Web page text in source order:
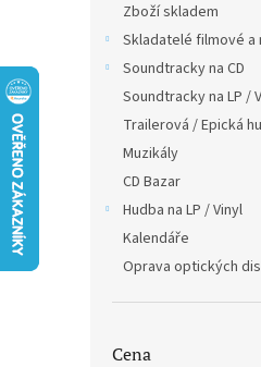
Zboží skladem
Skladatelé filmové a
Soundtracky na CD
Soundtracky na LP /
Trailerová / Epická
Muzikály
CD Bazar
Hudba na LP / Vinyl
Kalendáře
Oprava optických
Cena